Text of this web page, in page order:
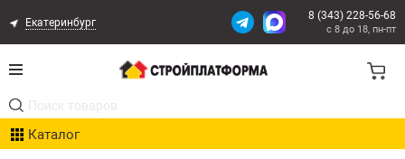
Екатеринбург
8 (343) 228-56-68
с 8 до 18, пн-пт
Каталог
Акции
Расчет доставки